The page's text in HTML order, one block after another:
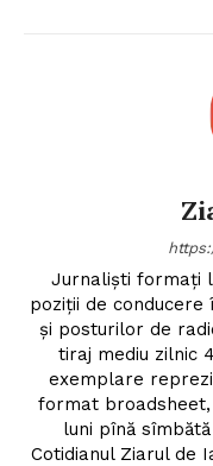
Jurnalişti formaţi
poziţii de
şi posturilor de
tiraj mediu zilnic
exemplare
format broadsheet,
luni pînă
Cotidianul Ziarul de